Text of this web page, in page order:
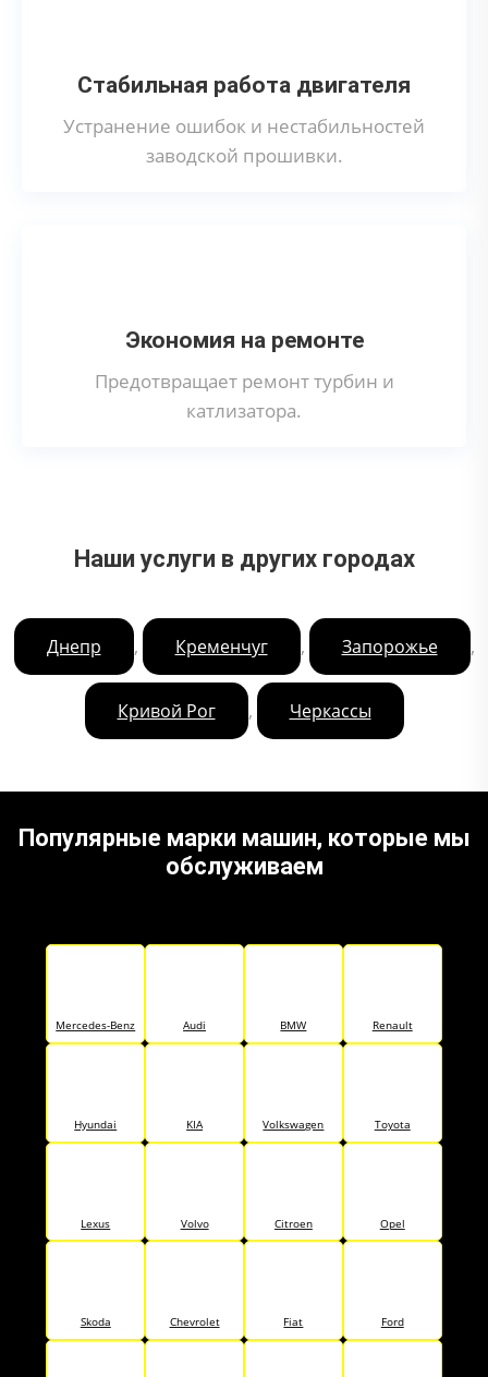
Стабильная работа двигателя
Устранение ошибок и нестабильностей
заводской прошивки.
Экономия на ремонте
Предотвращает ремонт турбин и
катлизатора.
Наши услуги в других городах
Днепр , Кременчуг , Запорожье ,
Кривой Рог , Черкассы
Популярные марки машин, которые мы
обслуживаем
Mercedes-Benz Audi BMW Renault
Hyundai KIA Volkswagen Toyota
Lexus Volvo Citroen Opel
Skoda Chevrolet Fiat Ford